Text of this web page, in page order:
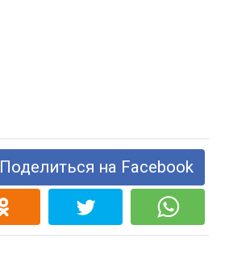
Поделиться на Facebook